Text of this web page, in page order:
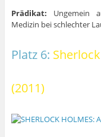
Prädikat: Ungemein
Medizin bei schlechter
Platz 6:
(2011)